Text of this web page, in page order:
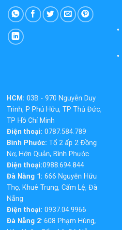
HCM: 03B - 970 Nguyễn Duy
Trinh, P Phú Hữu, TP Thủ Đức,
TP Hồ Chí Minh
Điện thoại: 0787.584.789
Bình Phước: Tổ 2 ấp 2 Đồng
Nơ, Hớn Quản, Bình Phước
Điện thoại:0988.694.844
Đà Nẵng 1: 666 Nguyễn Hữu
Thọ, Khuê Trung, Cẩm Lệ, Đà
Nẵng
Điện thoại: 0937.04.9966
Đà Nẵng 2: 608 Phạm Hùng,